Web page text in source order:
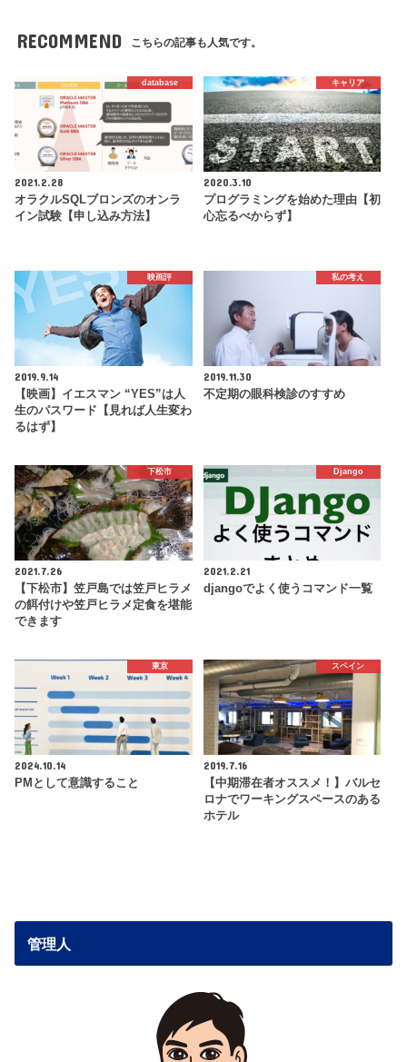
RECOMMEND こちらの記事も人気です。
database
2021.2.28
オラクルSQLブロンズのオンラ
イン試験【申し込み方法】
キャリア
2020.3.10
プログラミングを始めた理由【初
心忘るべからず】
映画評
2019.9.14
【映画】イエスマン “YES”は人
生のパスワード【見れば人生変わ
るはず】
私の考え
2019.11.30
不定期の眼科検診のすすめ
下松市
2021.7.26
【下松市】笠戸島では笠戸ヒラメ
の餌付けや笠戸ヒラメ定食を堪能
できます
Django
2021.2.21
djangoでよく使うコマンド一覧
東京
2024.10.14
PMとして意識すること
スペイン
2019.7.16
【中期滞在者オススメ！】バルセ
ロナでワーキングスペースのある
ホテル
管理人